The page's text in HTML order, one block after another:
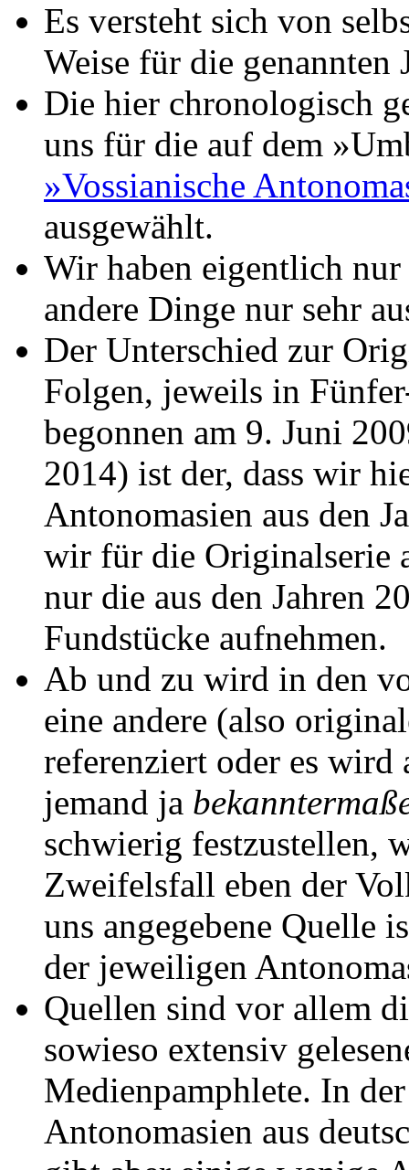
Es versteht sich von
Weise für die genannten
Die hier chronologisch
uns für die auf dem
»Vossianische
ausgewählt.
Wir haben eigentlich nur
andere Dinge nur sehr
Der Unterschied zur
Folgen, jeweils in
begonnen am 9. Juni
2014) ist der, dass wir
Antonomasien aus den
wir für die Originalserie
nur die aus den Jahren
Fundstücke aufnehmen.
Ab und zu wird in den
eine andere (also
referenziert oder es wird
jemand ja
schwierig festzustellen,
Zweifelsfall eben der
uns angegebene Quelle
der jeweiligen
Quellen sind vor allem
sowieso extensiv
Medienpamphlete. In
Antonomasien aus